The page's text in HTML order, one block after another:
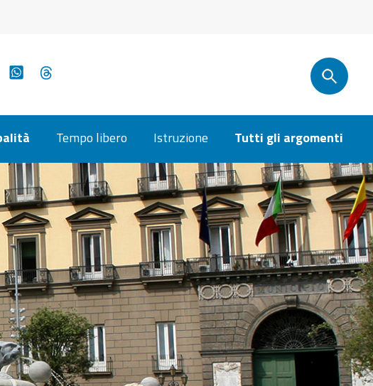
Tempo libero Istruzione Tutti gli argomenti